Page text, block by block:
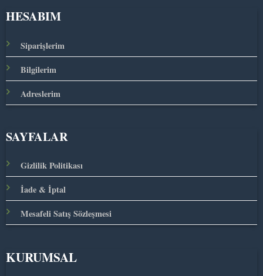
HESABIM
Siparişlerim
Bilgilerim
Adreslerim
SAYFALAR
Gizlilik Politikası
İade & İptal
Mesafeli Satış Sözleşmesi
KURUMSAL